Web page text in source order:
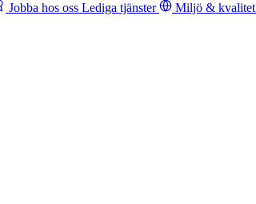
Jobba hos oss Lediga tjänster Miljö & kvalitet